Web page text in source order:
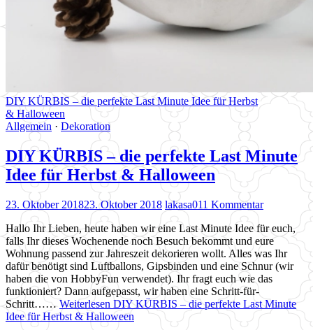
DIY KÜRBIS – die perfekte Last Minute Idee für Herbst
& Halloween
Allgemein · Dekoration
DIY KÜRBIS – die perfekte Last Minute
Idee für Herbst & Halloween
23. Oktober 201823. Oktober 2018 lakasa011 Kommentar
Hallo Ihr Lieben, heute haben wir eine Last Minute Idee für euch,
falls Ihr dieses Wochenende noch Besuch bekommt und eure
Wohnung passend zur Jahreszeit dekorieren wollt. Alles was Ihr
dafür benötigt sind Luftballons, Gipsbinden und eine Schnur (wir
haben die von HobbyFun verwendet). Ihr fragt euch wie das
funktioniert? Dann aufgepasst, wir haben eine Schritt-für-
Schritt…… Weiterlesen DIY KÜRBIS – die perfekte Last Minute
Idee für Herbst & Halloween